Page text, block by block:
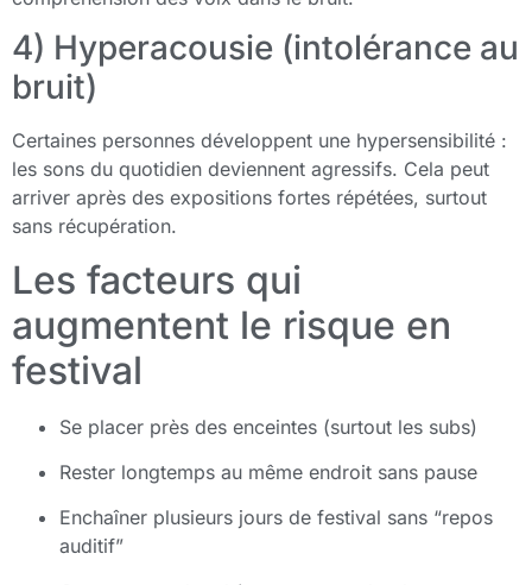
4) Hyperacousie (intolérance au
bruit)
Certaines personnes développent une hypersensibilité :
les sons du quotidien deviennent agressifs. Cela peut
arriver après des expositions fortes répétées, surtout
sans récupération.
Les facteurs qui
augmentent le risque en
festival
Se placer près des enceintes (surtout les subs)
Rester longtemps au même endroit sans pause
Enchaîner plusieurs jours de festival sans “repos
auditif”